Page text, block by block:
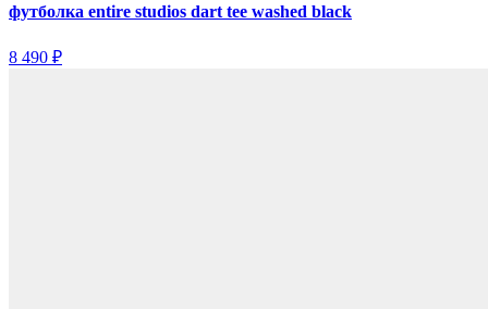
футболка entire studios dart tee washed black
8 490 ₽